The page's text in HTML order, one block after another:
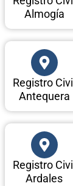
Almogía
Registro Civil
Antequera
Registro Civil
Ardales